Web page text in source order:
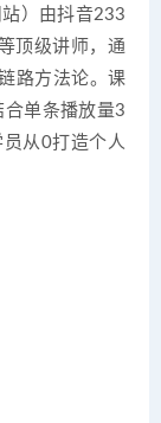
站）由抖音233
顶级讲师，通
路方法论。课
单条播放量3
从0打造个人